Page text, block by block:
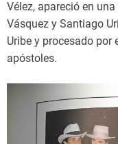
Vélez, apareció en
Vásquez y Santiago
Uribe y procesado
apóstoles.